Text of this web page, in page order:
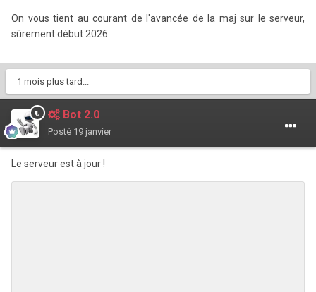
On vous tient au courant de l'avancée de la maj sur le serveur,
sûrement début 2026.
1 mois plus tard...
Bot 2.0
Posté 19 janvier
Le serveur est à jour !